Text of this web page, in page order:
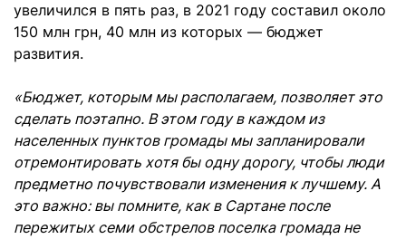
увеличился в пять раз, в 2021 году составил около
150 млн грн, 40 млн из которых — бюджет
развития.
«Бюджет, которым мы располагаем, позволяет это
сделать поэтапно. В этом году в каждом из
населенных пунктов громады мы запланировали
отремонтировать хотя бы одну дорогу, чтобы люди
предметно почувствовали изменения к лучшему. А
это важно: вы помните, как в Сартане после
пережитых семи обстрелов поселка громада не